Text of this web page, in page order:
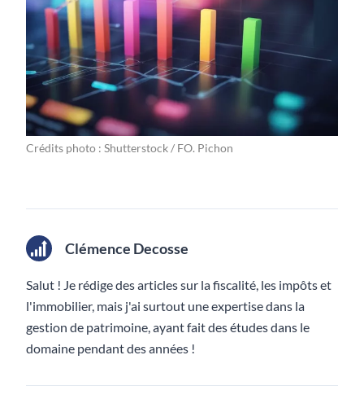
Crédits photo : Shutterstock / FO. Pichon
Clémence Decosse
Salut ! Je rédige des articles sur la fiscalité, les impôts et
l'immobilier, mais j'ai surtout une expertise dans la
gestion de patrimoine, ayant fait des études dans le
domaine pendant des années !